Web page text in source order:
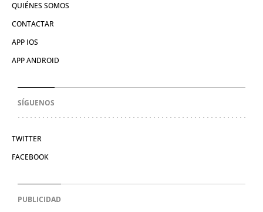
QUIÉNES SOMOS
CONTACTAR
APP IOS
APP ANDROID
SÍGUENOS
TWITTER
FACEBOOK
PUBLICIDAD